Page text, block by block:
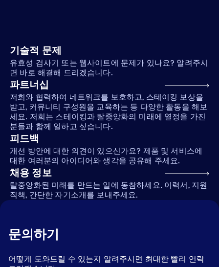
기술적 문제
유효성 검사기 또는 웹사이트에 문제가 있나요? 알려주시
면 바로 해결해 드리겠습니다.
파트너십
저희와 협력하여 네트워크를 보호하고, 스테이킹 보상을
받고, 커뮤니티 구성원을 교육하는 등 다양한 활동을 해보
세요. 저희는 스테이킹과 탈중앙화의 미래에 열정을 가진
분들과 함께 일하고 싶습니다.
피드백
개선 방안에 대한 의견이 있으신가요? 제품 및 서비스에
대한 여러분의 아이디어와 생각을 공유해 주세요.
채용 정보
탈중앙화된 미래를 만드는 일에 동참하세요. 이력서, 지원
직책, 간단한 자기소개를 보내주세요.
문의하기
어떻게 도와드릴 수 있는지 알려주시면 최대한 빨리 연락